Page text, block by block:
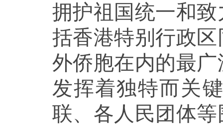
拥护祖国统一和
括香港特别行政
外侨胞在内的最
发挥着独特而关
联、各人民团体